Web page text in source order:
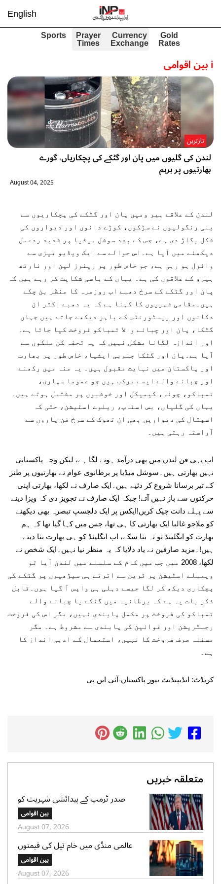
English
Gold
Rates
Currency
Exchange
Prayer
Times
Sports
iبین اقوامی
لندن کی گلیوں میں پان اور گٹکے کی پچکاریاں، گورے
بھارتیوں پر برہم
تازترین
August 04, 2025
لندن کے علاقے ہیر ومیں پان اور گٹکے کی پچکاریوں سے
بنی رنگولیوں نے سڑکوں، کوڑے دانوں اور دیواروں کی
شکل بگاڑ دی ہے، جس کے بعد سوشل میڈیا پر شدید ردعمل
دیکھنے میں آیا ہے۔اس حوالے سے ایک ویڈیو تیزی سے
وائرل ہو رہی ہے، جو خاص طور پر رینرز لین اور نارتھ
ہیرو کے علاقوں کی ہے۔ یہاں کے باسی شکایت کر رہے ہیں کہ
پان اور گٹکے کے سرخ دھبے اب روزمرہ کا منظر بن چکے
ہیں۔مقامی شہریوں کا کہنا ہے کہ یہ دھبے اکثر ان
دکانوں اور ریسٹورنٹس کے باہر دیکھے جاتے ہیں جہاں
گٹکا، پان اور چبانے والا تمباکو فروخت کیا جاتا ہے۔
اور اندازہ لگانا مشکل نہیں کہ یہ تحفہ کن ملکوں سے
آیا ہے۔پان اور گٹکا جنوبی ایشیا، خاص طور پر بھارت
اور پاکستان میں نہایت مقبول ہیں۔ یہ منہ میں رکھنے
اور چبانے والے ایسے مرکب ہیں جو عموما سپاری،
تمباکو، چونا، کیمیکل اور خوشبوں پر مشتمل ہوتے ہیں۔
یہاں کی گلیاں، بس اسٹاپ، ریلوے اسٹیشن، حتی کہ
اسپتال کی دیواریں بھی ان تھوک کے سرخ فن پاروں سے
آراستہ رہتی ہیں۔
اب یہی فن لندن میں بھی درآمد ہونے لگا ہے، لیکن وجہ پاکستانی
نہیں بھارتی ہیں۔سوشل میڈیا پر برطانوی عوام نے بھارتیوں پر طنز
کے تیر برسانا شروع کر دئیے ہیں۔ایک صارف نے لکھا، بھارتی اپنی
حرکتوں سے باز نہیں آتے! جبکہ ایک صارف نے تجویز دی کہ ویزا دینے
سے پہلے دانت چیک کریں!ایکس پر ایک دلچسپ تبصرہ بھی دیکھنے
کو ملاجو غالبا ایک بھارتی کا ہی تھا، جس میں کہا گیا تھا کہ ہم
بھارت کو انگلینڈ تو نہ بنا سکے، اب انگلینڈ کو ہی بھارت بنا دیتے
ہیں!۔مزید صارفین نے یاد دلایا کہ یہ منظر نیا نہیں۔ایک شخص نے
لکھا، 2008 میں جب میں کام کے سلسلے میں لندن آیا تو
ویمبلے اسٹیشن پر ٹرین سے اترتے ہی سیڑھیوں پر گٹکے کی
پچکاری دیکھ کر لگا جیسے دہلی ہی واپس آ گیا ہوں۔قابل
ذکر بات یہ ہے کہ برطانیہ میں گٹکے یا چبانے والے
تمباکو کی فروخت پر مکمل پابندی نہیں، مگر اس کی فروخت
رجسٹریشن اور قوانین کی پابندی سے مشروط ہے۔ مگر
مسئلہ صرف فروخت کا نہیں، استعمال کے ادبی انداز کا
ہے۔
کریڈٹ: انڈیپنڈنٹ نیوز پاکستان-آئی این پی
متعلقہ خبریں
صدر ٹرمپ کے پیدائشی شہریت کو
محدود کرنے کیلئے 2 نئے احکامات پر
دستخط
بین اقوامی
August 07, 2026
عالمی منڈی میں خام تیل کی قیمتوں
میں پھر اضافہ
بین اقوامی
August 07, 2026